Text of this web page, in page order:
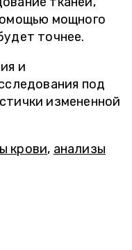
мощного
точнее.
и
под
измененной
крови, анализы